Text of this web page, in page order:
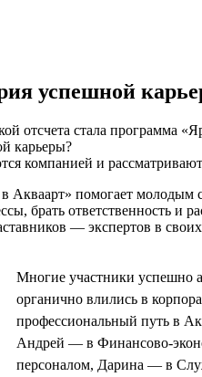
успешной
отсчета стала программа
компанией и
Акваарт» помогает
брать ответственность
— экспертов в
Многие участники успешно
органично влились в
профессиональный путь в
Андрей — в Финансово-
персоналом, Дарина — в